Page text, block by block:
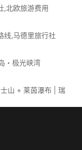
,北欧旅游费用
线,马德里旅行社
・极光峡湾
山 + 莱茵瀑布 | 瑞